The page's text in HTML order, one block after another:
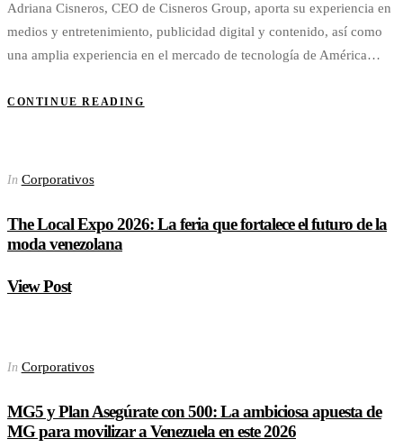
Adriana Cisneros, CEO de Cisneros Group, aporta su experiencia en
medios y entretenimiento, publicidad digital y contenido, así como
una amplia experiencia en el mercado de tecnología de América…
CONTINUE READING
In Corporativos
The Local Expo 2026: La feria que fortalece el futuro de la
moda venezolana
View Post
In Corporativos
MG5 y Plan Asegúrate con 500: La ambiciosa apuesta de
MG para movilizar a Venezuela en este 2026